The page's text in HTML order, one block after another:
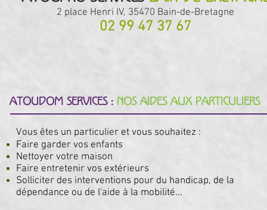
2 place Henri IV, 35470 Bain-de-Bretagne
02 99 47 37 67
Vous êtes un particulier et vous souhaitez :
Faire garder vos enfants
Nettoyer votre maison
Faire entretenir vos extérieurs
Solliciter des interventions pour du handicap, de la
dépendance ou de l'aide à la mobilité...
ATOUDOM Services : Nos aides auX particuliers